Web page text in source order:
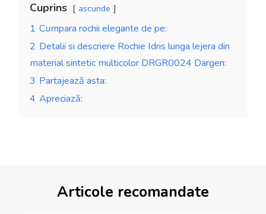
Cuprins ascunde
1 Cumpara rochii elegante de pe:
2 Detalii si descriere Rochie Idris lunga lejera din
material sintetic multicolor DRGR0024 Dargen:
3 Partajează asta:
4 Apreciază:
Articole recomandate